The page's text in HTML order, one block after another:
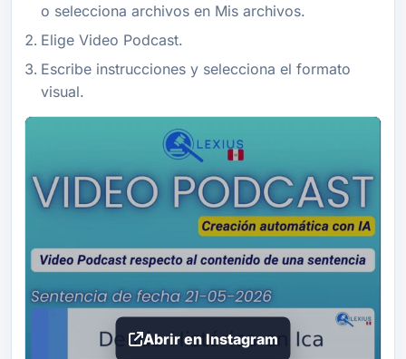
o selecciona archivos en Mis archivos.
Elige Video Podcast.
Escribe instrucciones y selecciona el formato
visual.
Abrir en Instagram